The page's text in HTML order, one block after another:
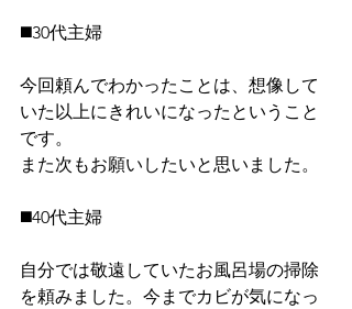
◼️30代主婦
今回頼んでわかったことは、想像して
いた以上にきれいになったということ
です。
また次もお願いしたいと思いました。
◼️40代主婦
自分では敬遠していたお風呂場の掃除
を頼みました。今までカビが気になっ